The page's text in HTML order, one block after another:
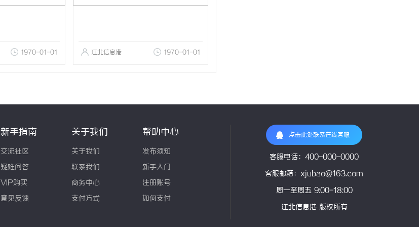
1970-01-01 江北信息港 1970-01-01
新手指南
交流社区
疑难问答
VIP购买
意见反馈
关于我们
关于我们
联系我们
商务中心
支付方式
帮助中心
发布须知
新手入门
注册账号
如何支付
点击此处联系在线客服
客服电话：400-000-0000
客服邮箱：xjubao@163.com
周一至周五 9:00-18:00
江北信息港 版权所有